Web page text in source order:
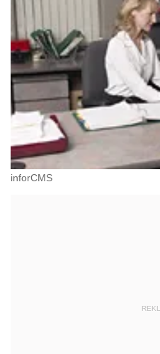
inforCMS